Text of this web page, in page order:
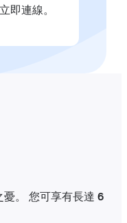
即連線。
。 您可享有長達 6